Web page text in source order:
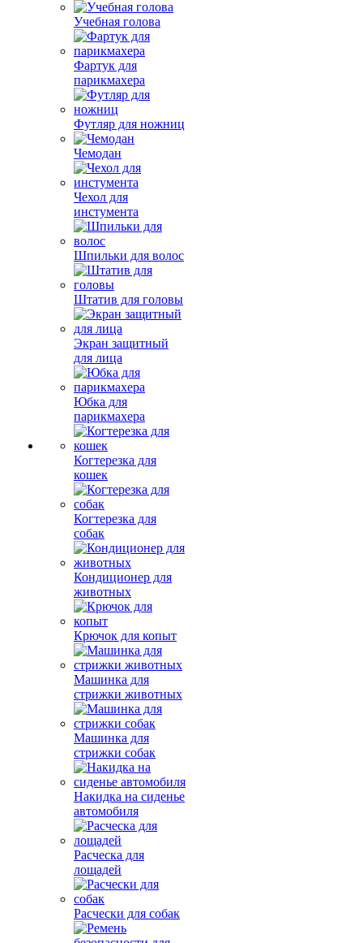
Учебная голова
Фартук для
парикмахера
Футляр для ножниц
Чемодан
Чехол для
инстумента
Шпильки для волос
Штатив для головы
Экран защитный
для лица
Юбка для
парикмахера
Когтерезка для
кошек
Когтерезка для
собак
Кондиционер для
животных
Крючок для копыт
Машинка для
стрижки животных
Машинка для
стрижки собак
Накидка на сиденье
автомобиля
Расческа для
лощадей
Расчески для собак